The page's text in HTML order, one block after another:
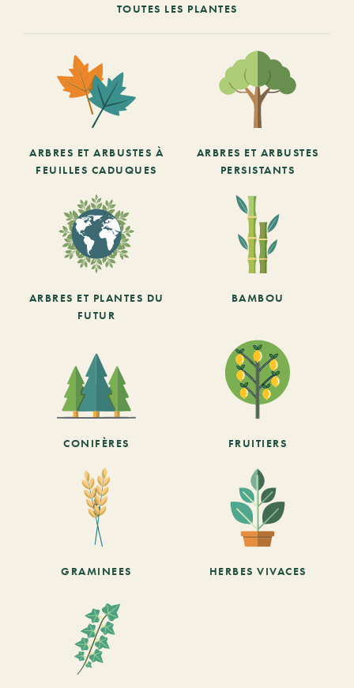
TOUTES LES PLANTES
ARBRES ET ARBUSTES À
FEUILLES CADUQUES
ARBRES ET ARBUSTES
PERSISTANTS
ARBRES ET PLANTES DU
FUTUR
BAMBOU
CONIFÈRES FRUITIERS
GRAMINEES HERBES VIVACES